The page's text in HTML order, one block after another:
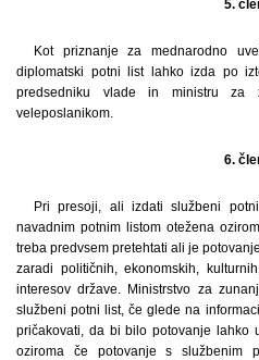
5.
Kot priznanje za mednarodno
diplomatski potni list lahko izda po
predsedniku vlade in ministru za
veleposlanikom.
6.
Pri presoji, ali izdati službeni
navadnim potnim listom otežena
treba predvsem pretehtati ali je
zaradi političnih, ekonomskih,
interesov države. Ministrstvo za
službeni potni list, če glede na
pričakovati, da bi bilo potovanje lahko
oziroma če potovanje s službenim